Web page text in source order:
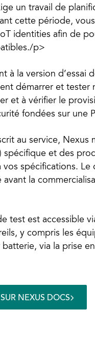
un travail de
cette période,
identities afin de
p>
à la version d’essai
démarrer et tester
et à vérifier le
fondées sur une
au service,
spécifique et des
vos spécifications.
la
test est accessible
y compris les
via la prise
NEXUS DOCS